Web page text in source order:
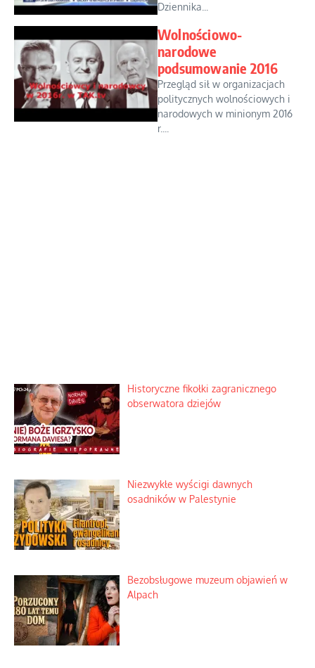
Dziennika...
Wolnościowo-
narodowe
podsumowanie 2016
Przegląd sił w organizacjach
politycznych wolnościowych i
narodowych w minionym 2016
r....
Historyczne fikołki zagranicznego
obserwatora dziejów
Niezwykłe wyścigi dawnych
osadników w Palestynie
Bezobsługowe muzeum objawień w
Alpach